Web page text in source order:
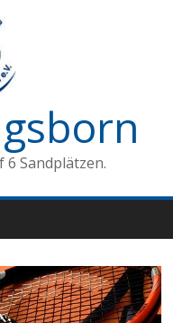
6 Sandplätzen.